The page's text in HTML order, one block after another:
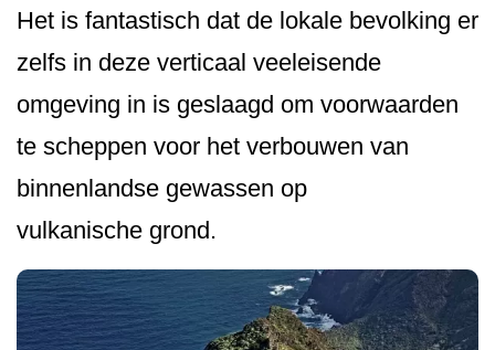
Het is fantastisch dat de lokale bevolking er
zelfs in deze verticaal veeleisende
omgeving in is geslaagd om voorwaarden
te scheppen voor het verbouwen van
binnenlandse gewassen op
vulkanische grond.